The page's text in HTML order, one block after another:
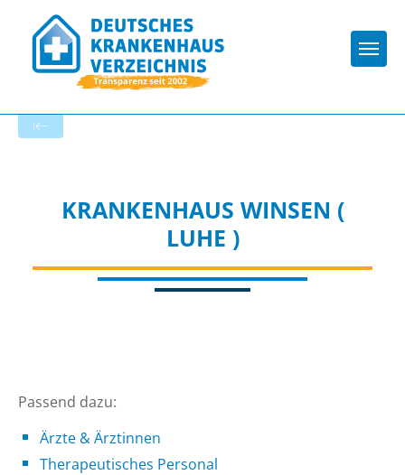
KRANKENHAUS WINSEN (
LUHE )
Passend dazu:
Ärzte & Ärztinnen
Therapeutisches Personal